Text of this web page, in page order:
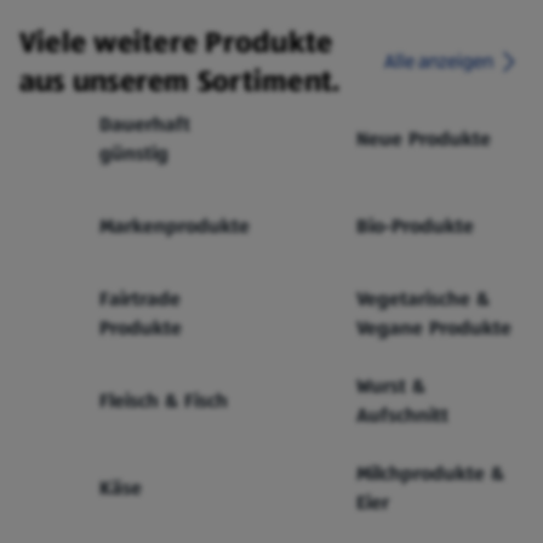
Viele weitere Produkte
aus unserem Sortiment.
Alle anzeigen
Dauerhaft
günstig
Neue Produkte
Markenprodukte Bio-Produkte
Fairtrade
Produkte
Vegetarische &
Vegane Produkte
Fleisch & Fisch
Wurst &
Aufschnitt
Käse
Milchprodukte &
Eier